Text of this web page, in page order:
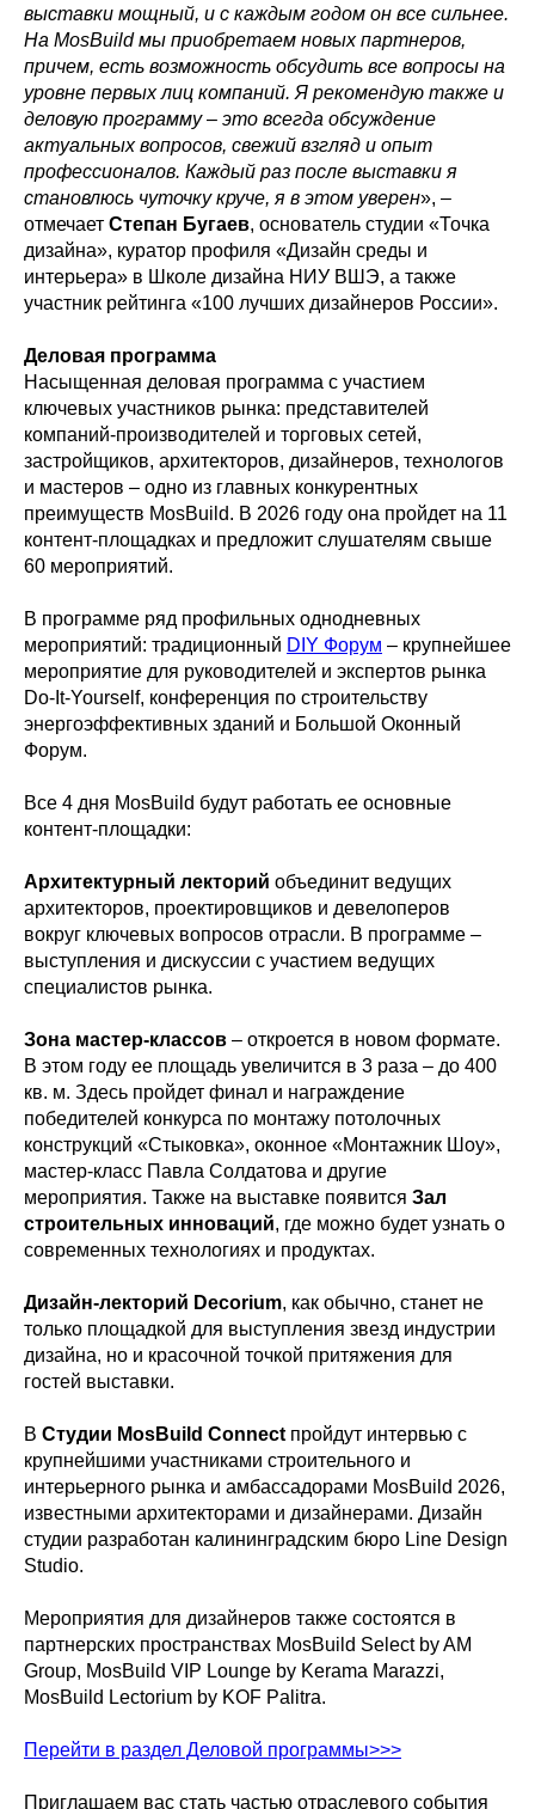
выставки мощный, и с каждым годом он все сильнее.
На MosBuild мы приобретаем новых партнеров,
причем, есть возможность обсудить все вопросы на
уровне первых лиц компаний. Я рекомендую также и
деловую программу– это всегда обсуждение
актуальных вопросов, свежий взгляд и опыт
профессионалов. Каждый раз после выставки я
становлюсь чуточку круче, я в этом уверен», –
отмечает Степан Бугаев, основатель студии «Точка
дизайна», куратор профиля «Дизайн среды и
интерьера» в Школе дизайна НИУ ВШЭ, а также
участник рейтинга «100 лучших дизайнеров России».
Деловая программа
Насыщенная деловая программа с участием
ключевых участников рынка: представителей
компаний-производителей и торговых сетей,
застройщиков, архитекторов, дизайнеров, технологов
и мастеров – одно из главных конкурентных
преимуществ MosBuild. В 2026 году она пройдет на 11
контент-площадках и предложит слушателям свыше
60 мероприятий.
В программе ряд профильных однодневных
мероприятий: традиционный DIY Форум – крупнейшее
мероприятие для руководителей и экспертов рынка
Do-It-Yourself, конференция по строительству
энергоэффективных зданий и Большой Оконный
Форум.
Все 4 дня MosBuild будут работать ее основные
контент-площадки:
Архитектурный лекторий объединит ведущих
архитекторов, проектировщиков и девелоперов
вокруг ключевых вопросов отрасли. В программе –
выступления и дискуссии с участием ведущих
специалистов рынка.
Зона мастер-классов – откроется в новом формате.
В этом году ее площадь увеличится в 3 раза – до 400
кв. м. Здесь пройдет финал и награждение
победителей конкурса по монтажу потолочных
конструкций «Стыковка», оконное «Монтажник Шоу»,
мастер-класс Павла Солдатова и другие
мероприятия. Также на выставке появится Зал
строительных инноваций, где можно будет узнать о
современных технологиях и продуктах.
Дизайн‑лекторий Decorium, как обычно, станет не
только площадкой для выступления звезд индустрии
дизайна, но и красочной точкой притяжения для
гостей выставки.
В Студии MosBuild Connect пройдут интервью с
крупнейшими участниками строительного и
интерьерного рынка и амбассадорами MosBuild 2026,
известными архитекторами и дизайнерами. Дизайн
студии разработан калининградским бюро Line Design
Studio.
Мероприятия для дизайнеров также состоятся в
партнерских пространствах MosBuild Select by AM
Group, MosBuild VIP Lounge by Kerama Marazzi,
MosBuild Lectorium by KOF Palitra.
Перейти в раздел Деловой программы>>>
Приглашаем вас стать частью отраслевого события